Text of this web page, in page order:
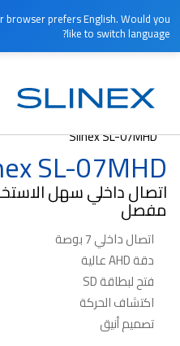
browser prefers English. Would you
like to switch language?
الرئيسية المنتجات
Slinex SL-07MHD
SL-07MHD
مفصل
اتصال داخلي 7 بوصة
دقة AHD عالية
فتح لبطاقة SD
اكتشاف الحركة
تصميم أنيق